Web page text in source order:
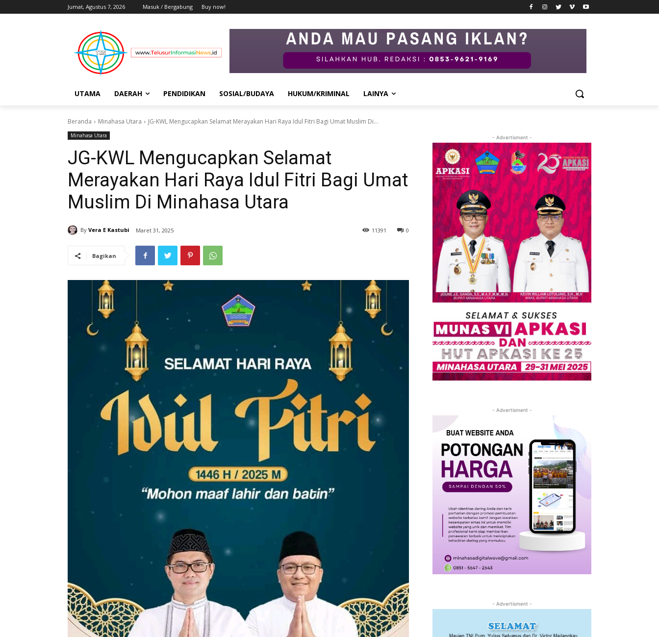
Jumat, Agustus 7, 2026 Masuk / Bergabung Buy now!
UTAMA DAERAH PENDIDIKAN SOSIAL/BUDAYA HUKUM/KRIMINAL LAINYA
Beranda Minahasa Utara JG-KWL Mengucapkan Selamat Merayakan Hari Raya Idul Fitri Bagi Umat Muslim Di...
Minahasa Utara
JG-KWL Mengucapkan Selamat
Merayakan Hari Raya Idul Fitri Bagi Umat
Muslim Di Minahasa Utara
By Vera E Kastubi Maret 31, 2025 0
11391
Bagikan
- Advertisment -
- Advertisment -
- Advertisment -